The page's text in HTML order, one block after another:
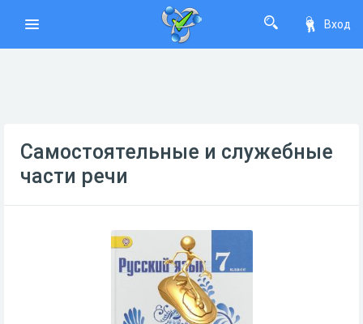
Вход
Самостоятельные и служебные
части речи